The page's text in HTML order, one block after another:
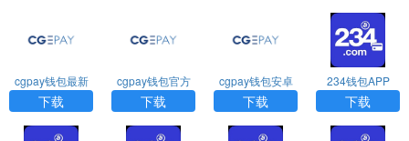
cgpay钱包最新
版本下载
下载
cgpay钱包官方
入口
下载
cgpay钱包安卓
版下载
下载
234钱包APP
下载